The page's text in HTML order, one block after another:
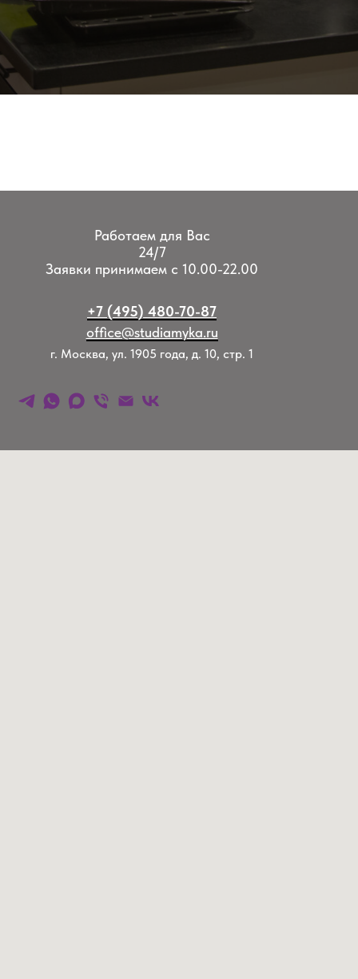
Работаем для Вас
24/7
Заявки принимаем с 10.00-22.00
+7 (495) 480-70-87
office@studiamyka.ru
г. Москва, ул. 1905 года, д. 10, стр. 1